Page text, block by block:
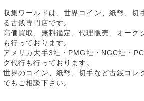
収集ワールドは、世界コイン、紙幣、切
る古銭専門店です。
高価買取、無料鑑定、代理販売、オーク
も行っております。
アメリカ大手3社・PMG社・NGC社・
グ代行も行っております。
世界のコイン、紙幣、切手など古銭コレ
でもご相談下さい。